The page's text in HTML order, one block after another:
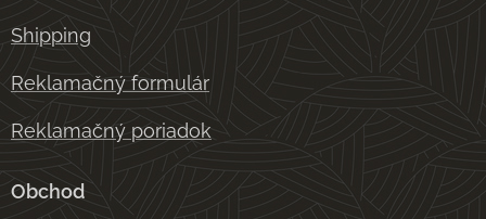
Shipping
Reklamačný formulár
Reklamačný poriadok
Obchod